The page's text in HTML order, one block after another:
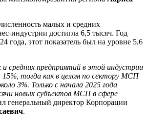
малых и средних
индустрии достигла 6,5 тысяч. Год
года, этот показатель был на уровне 5,6
и средних предприятий в этой индустрии
15%, тогда как в целом по сектору МСП
3%. Только с начала 2025 года
новых субъектов МСП в сфере
генеральный директор Корпорации
.